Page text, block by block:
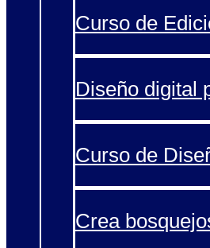
Curso de
Diseño digital
Curso de
Crea